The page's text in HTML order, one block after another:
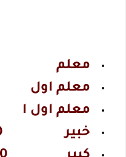
معلم 225
معلم اول 275
معلم اول ا 325
خبير 350